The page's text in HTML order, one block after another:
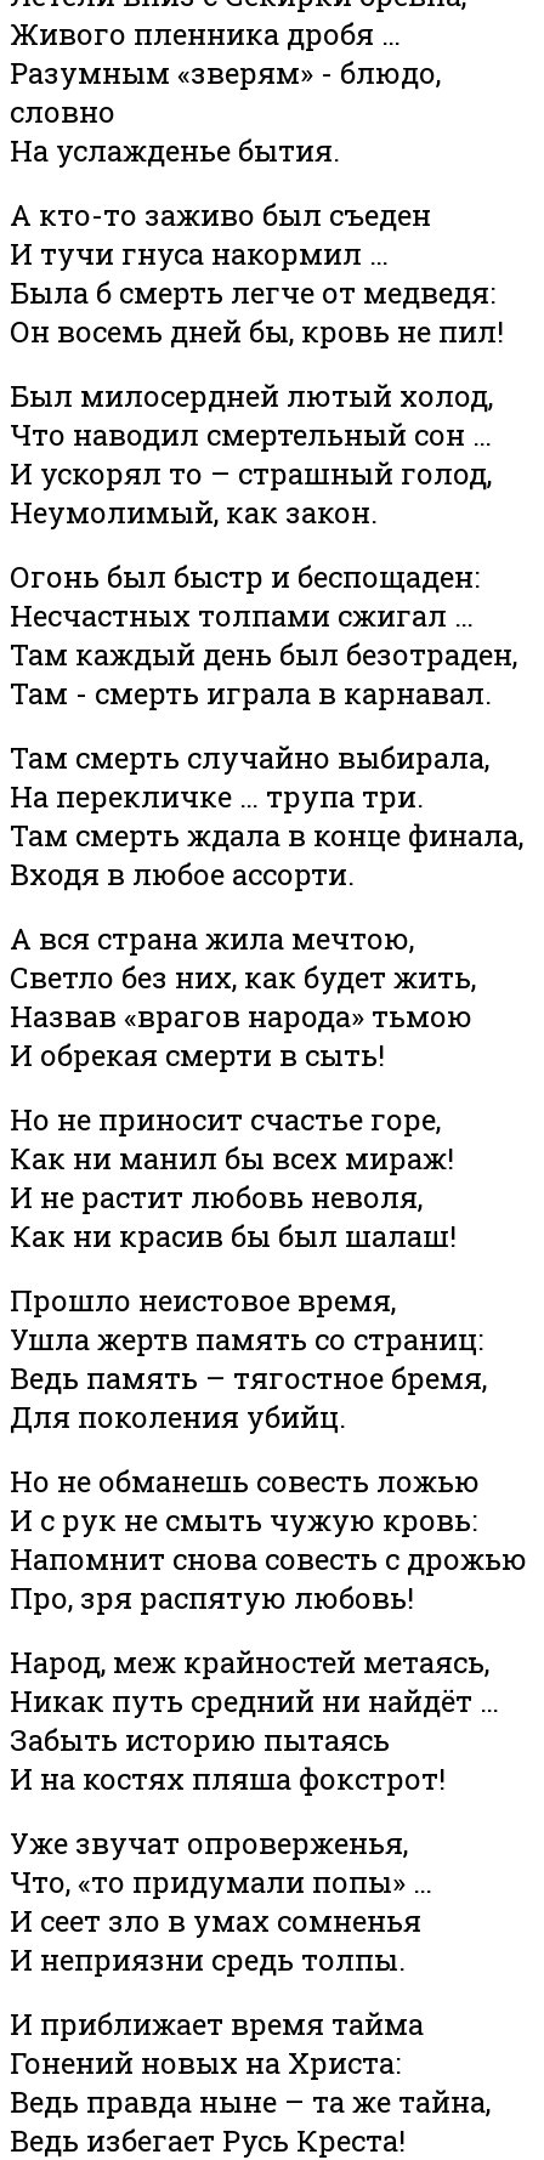
Живого пленника дробя …
Разумным «зверям» - блюдо,
словно
На услажденье бытия.
А кто-то заживо был съеден
И тучи гнуса накормил …
Была б смерть легче от медведя:
Он восемь дней бы, кровь не пил!
Был милосердней лютый холод,
Что наводил смертельный сон …
И ускорял то – страшный голод,
Неумолимый, как закон.
Огонь был быстр и беспощаден:
Несчастных толпами сжигал …
Там каждый день был безотраден,
Там - смерть играла в карнавал.
Там смерть случайно выбирала,
На перекличке … трупа три.
Там смерть ждала в конце финала,
Входя в любое ассорти.
А вся страна жила мечтою,
Светло без них, как будет жить,
Назвав «врагов народа» тьмою
И обрекая смерти в сыть!
Но не приносит счастье горе,
Как ни манил бы всех мираж!
И не растит любовь неволя,
Как ни красив бы был шалаш!
Прошло неистовое время,
Ушла жертв память со страниц:
Ведь память – тягостное бремя,
Для поколения убийц.
Но не обманешь совесть ложью
И с рук не смыть чужую кровь:
Напомнит снова совесть с дрожью
Про, зря распятую любовь!
Народ, меж крайностей метаясь,
Никак путь средний ни найдёт …
Забыть историю пытаясь
И на костях пляша фокстрот!
Уже звучат опроверженья,
Что, «то придумали попы» …
И сеет зло в умах сомненья
И неприязни средь толпы.
И приближает время тайма
Гонений новых на Христа:
Ведь правда ныне – та же тайна,
Ведь избегает Русь Креста!